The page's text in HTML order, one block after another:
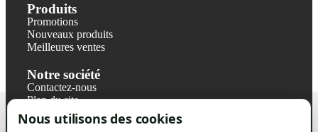
Nous utilisons des cookies
Produits
Promotions
Nouveaux produits
Meilleures ventes
Notre société
Contactez-nous
Plan du site
Magasin
Mentions légales